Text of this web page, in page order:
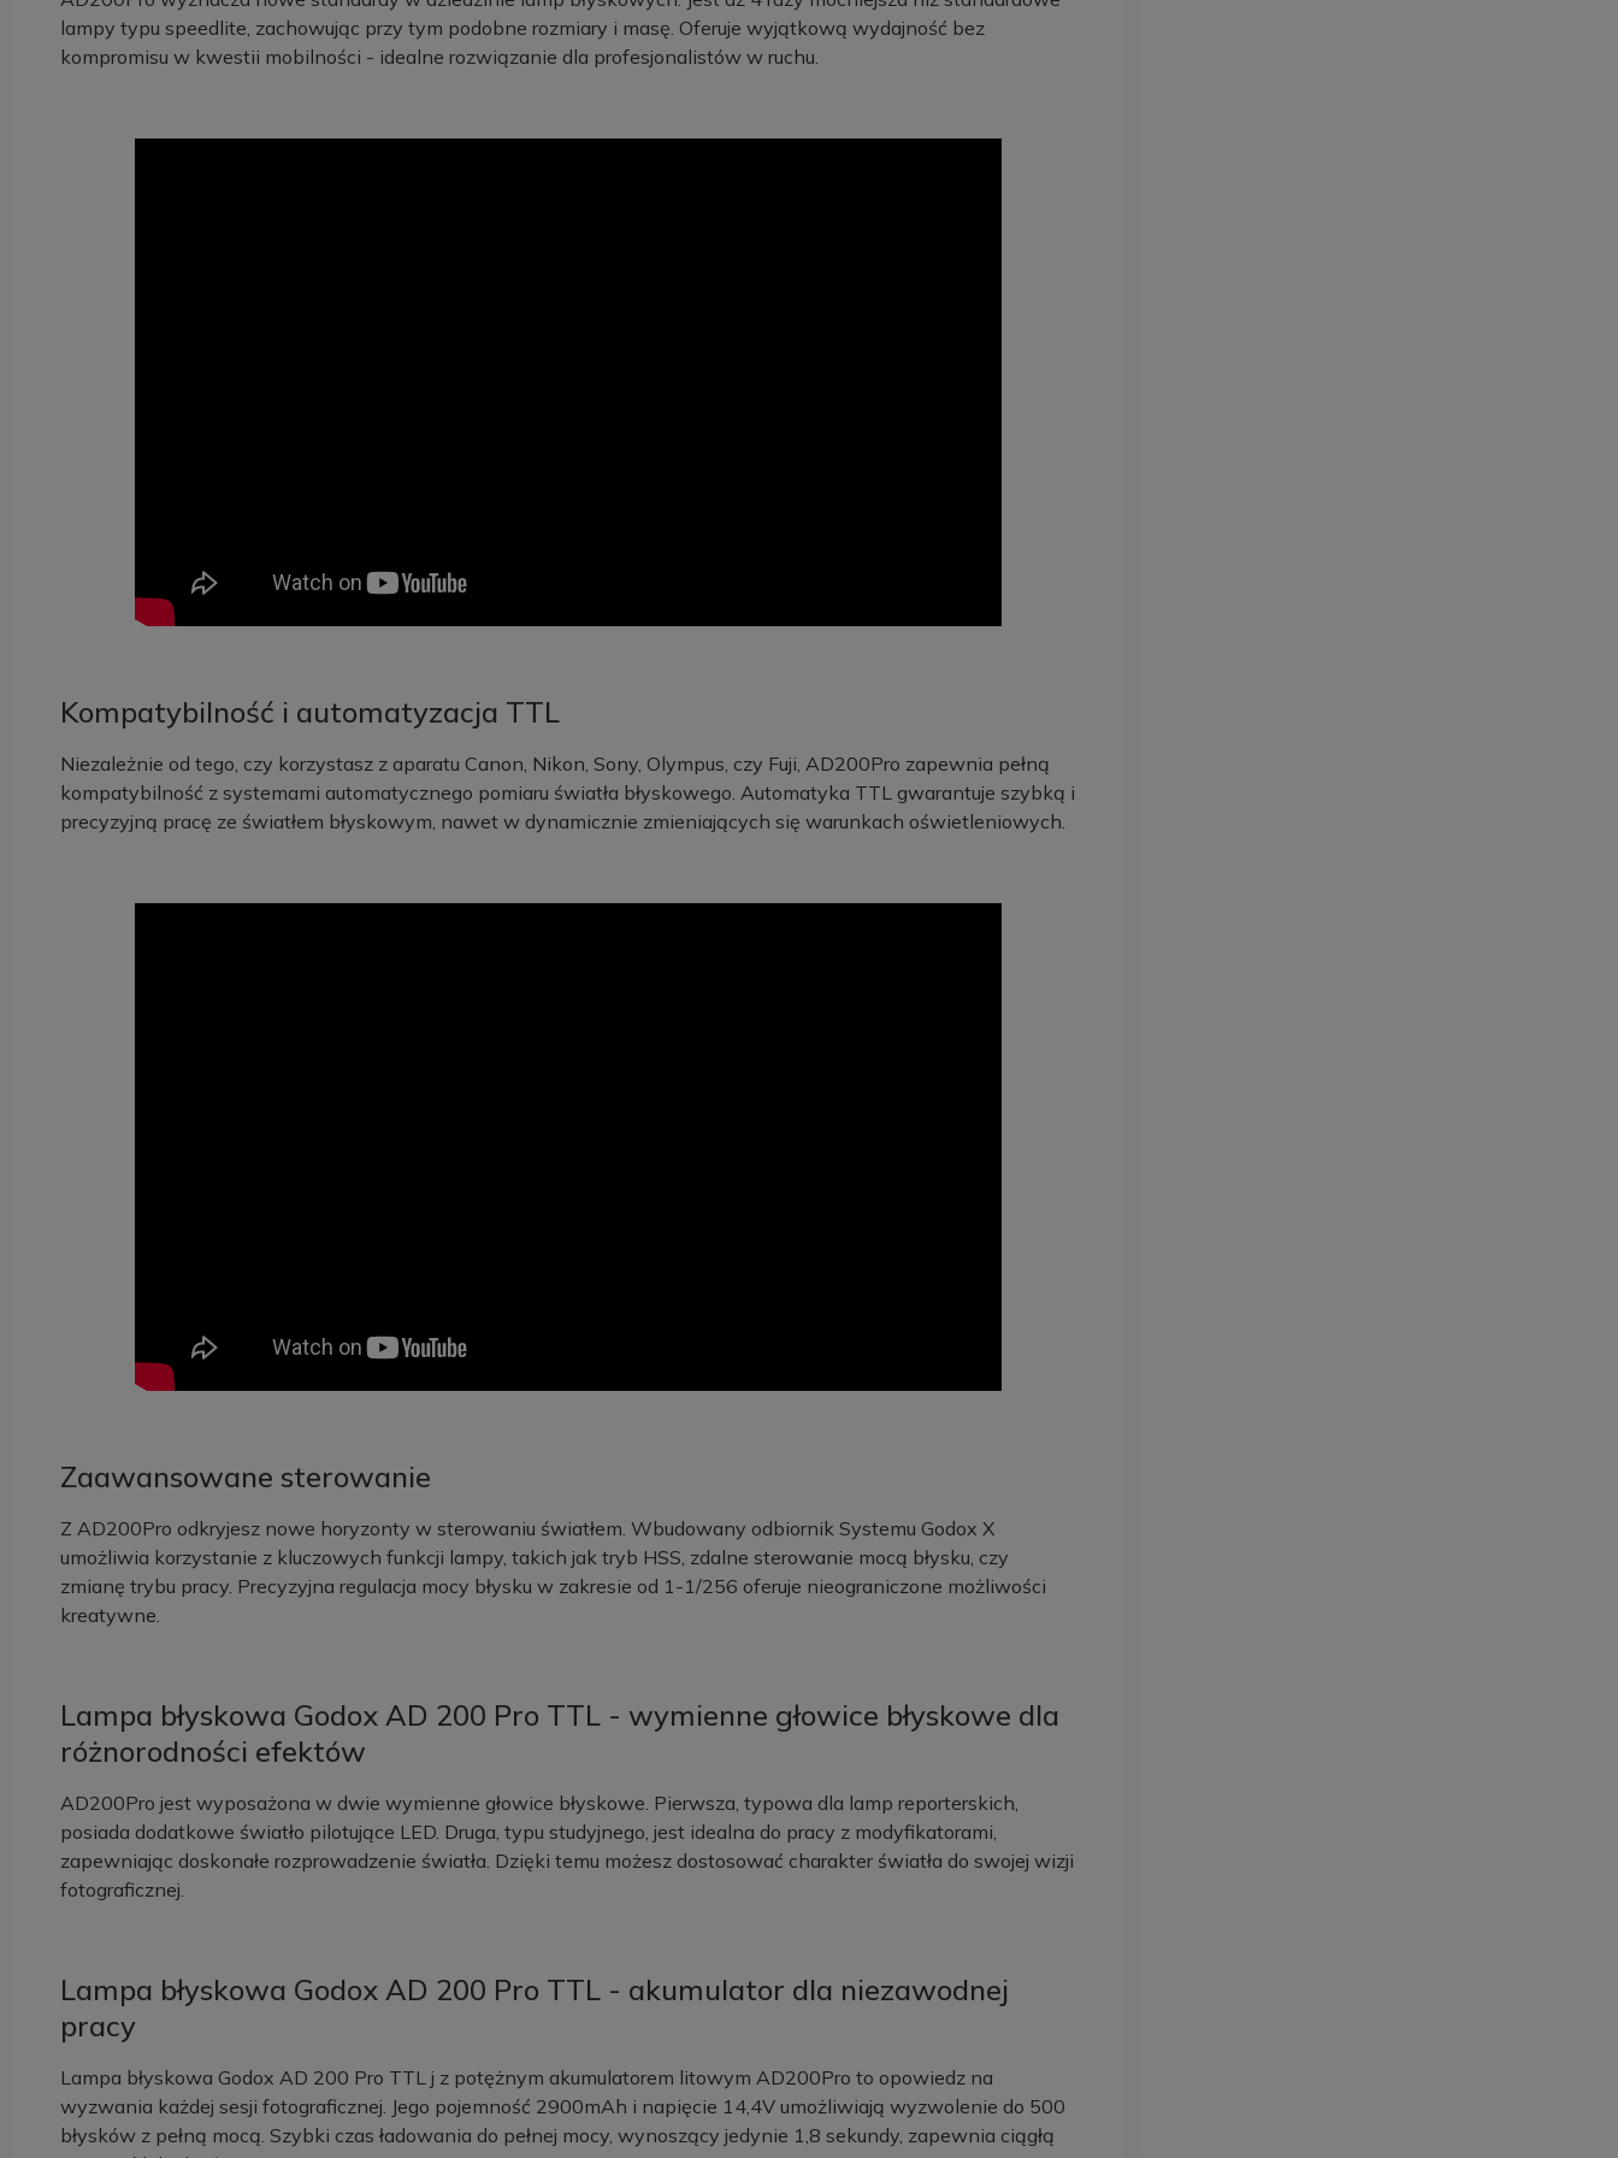
lampy typu speedlite, zachowując przy tym podobne rozmiary i masę. Oferuje wyjątkową wydajność bez
kompromisu w kwestii mobilności - idealne rozwiązanie dla profesjonalistów w ruchu.
Kompatybilność i automatyzacja TTL
Niezależnie od tego, czy korzystasz z aparatu Canon, Nikon, Sony, Olympus, czy Fuji, AD200Pro zapewnia pełną
kompatybilność z systemami automatycznego pomiaru światła błyskowego. Automatyka TTL gwarantuje szybką i
precyzyjną pracę ze światłem błyskowym, nawet w dynamicznie zmieniających się warunkach oświetleniowych.
Zaawansowane sterowanie
Z AD200Pro odkryjesz nowe horyzonty w sterowaniu światłem. Wbudowany odbiornik Systemu Godox X
umożliwia korzystanie z kluczowych funkcji lampy, takich jak tryb HSS, zdalne sterowanie mocą błysku, czy
zmianę trybu pracy. Precyzyjna regulacja mocy błysku w zakresie od 1-1/256 oferuje nieograniczone możliwości
kreatywne.
Lampa błyskowa Godox AD 200 Pro TTL - wymienne głowice błyskowe dla
różnorodności efektów
AD200Pro jest wyposażona w dwie wymienne głowice błyskowe. Pierwsza, typowa dla lamp reporterskich,
posiada dodatkowe światło pilotujące LED. Druga, typu studyjnego, jest idealna do pracy z modyfikatorami,
zapewniając doskonałe rozprowadzenie światła. Dzięki temu możesz dostosować charakter światła do swojej wizji
fotograficznej.
Lampa błyskowa Godox AD 200 Pro TTL - akumulator dla niezawodnej
pracy
Lampa błyskowa Godox AD 200 Pro TTL j z potężnym akumulatorem litowym AD200Pro to opowiedz na
wyzwania każdej sesji fotograficznej. Jego pojemność 2900mAh i napięcie 14,4V umożliwiają wyzwolenie do 500
błysków z pełną mocą. Szybki czas ładowania do pełnej mocy, wynoszący jedynie 1,8 sekundy, zapewnia ciągłą